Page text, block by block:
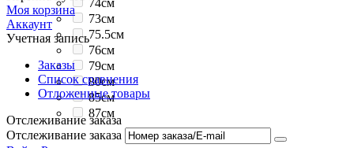
73см
75.5см
76см
79см
80см
85см
87см
Моя корзина
Аккаунт
Учетная запись
Заказы
Список сравнения
Отложенные товары
Отслеживание заказа
Отслеживание заказа